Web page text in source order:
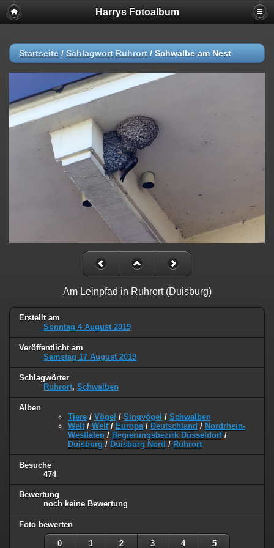
Harrys Fotoalbum
Startseite / Schlagwort Ruhrort / Schwalbe am Nest
Am Leinpfad in Ruhrort (Duisburg)
Erstellt am
Sonntag 4 August 2019
Veröffentlicht am
Samstag 17 August 2019
Schlagwörter
Ruhrort, Schwalben
Alben
Tiere / Vögel / Singvögel / Schwalben
Welt / Welt / Europa / Deutschland / Nordrhein-
Westfalen / Regierungsbezirk Düsseldorf/
Duisburg / Duisburg Nord / Ruhrort
Besuche
474
Bewertung
noch keine Bewertung
Foto bewerten
0 1 2 3 4 5